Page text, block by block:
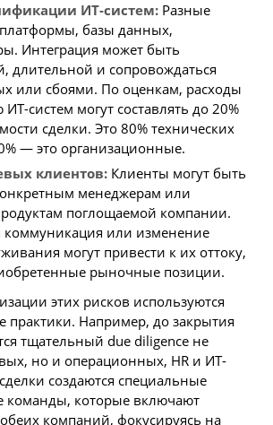
ИТ-систем: Разные
базы данных,
Интеграция может быть
длительной и сопровождаться
или сбоями. По оценкам, расходы
систем могут составлять до 20%
сделки. Это 80% технических
— это организационные.
клиентов: Клиенты могут быть
менеджерам или
поглощаемой компании.
коммуникация или изменение
могут привести к их оттоку,
рыночные позиции.
этих рисков используются
Например, до закрытия
тщательный due diligence не
но и операционных, HR и ИТ-
создаются специальные
команды, которые включают
компаний, фокусируясь на